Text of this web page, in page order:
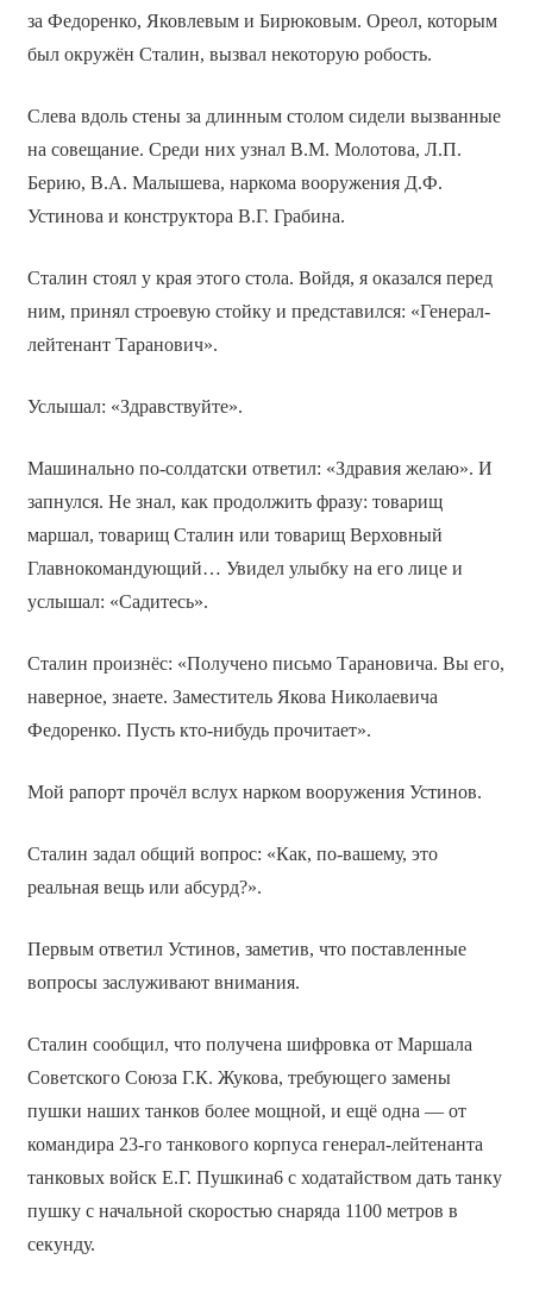
за Федоренко, Яковлевым и Бирюковым. Ореол, которым
был окружён Сталин, вызвал некоторую робость.
Слева вдоль стены за длинным столом сидели вызванные
на совещание. Среди них узнал В.М. Молотова, Л.П.
Берию, В.А. Малышева, наркома вооружения Д.Ф.
Устинова и конструктора В.Г. Грабина.
Сталин стоял у края этого стола. Войдя, я оказался перед
ним, принял строевую стойку и представился: «Генерал-
лейтенант Таранович».
Услышал: «Здравствуйте».
Машинально по-солдатски ответил: «Здравия желаю». И
запнулся. Не знал, как продолжить фразу: товарищ
маршал, товарищ Сталин или товарищ Верховный
Главнокомандующий… Увидел улыбку на его лице и
услышал: «Садитесь».
Сталин произнёс: «Получено письмо Тарановича. Вы его,
наверное, знаете. Заместитель Якова Николаевича
Федоренко. Пусть кто-нибудь прочитает».
Мой рапорт прочёл вслух нарком вооружения Устинов.
Сталин задал общий вопрос: «Как, по-вашему, это
реальная вещь или абсурд?».
Первым ответил Устинов, заметив, что поставленные
вопросы заслуживают внимания.
Сталин сообщил, что получена шифровка от Маршала
Советского Союза Г.К. Жукова, требующего замены
пушки наших танков более мощной, и ещё одна — от
командира 23-го танкового корпуса генерал-лейтенанта
танковых войск Е.Г. Пушкина6 с ходатайством дать танку
пушку с начальной скоростью снаряда 1100 метров в
секунду.